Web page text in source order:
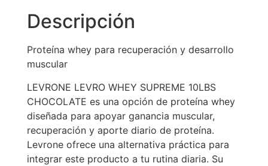
Descripción
Proteína whey para recuperación y desarrollo
muscular
LEVRONE LEVRO WHEY SUPREME 10LBS
CHOCOLATE es una opción de proteína whey
diseñada para apoyar ganancia muscular,
recuperación y aporte diario de proteína.
Levrone ofrece una alternativa práctica para
integrar este producto a tu rutina diaria. Su